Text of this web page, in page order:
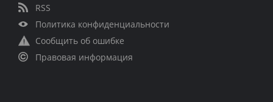
RSS
Политика конфиденциальности
Сообщить об ошибке
Правовая информация